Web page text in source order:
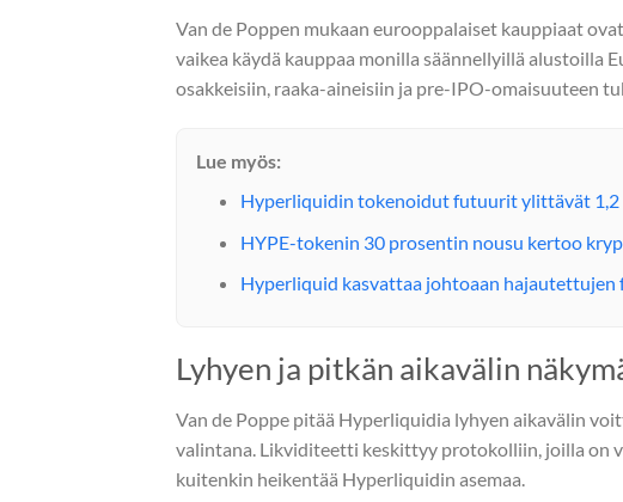
Van de Poppen mukaan eurooppalaiset kauppiaat
vaikea käydä kauppaa monilla säännellyillä alustoilla
osakkeisiin, raaka-aineisiin ja pre-IPO-omaisuuteen
Lue myös:
Hyperliquidin tokenoidut futuurit ylittävät
HYPE-tokenin 30 prosentin nousu kertoo
Hyperliquid kasvattaa johtoaan hajautettujen
Lyhyen ja pitkän aikavälin
Van de Poppe pitää Hyperliquidia lyhyen aikavälin
valintana. Likviditeetti keskittyy protokolliin, joilla on
kuitenkin heikentää Hyperliquidin asemaa.